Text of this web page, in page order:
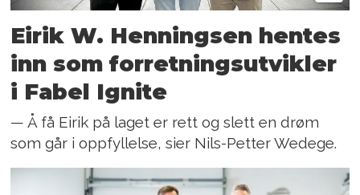
Eirik W. Henningsen hentes
inn som forretningsutvikler
i Fabel Ignite
— Å få Eirik på laget er rett og slett en drøm
som går i oppfyllelse, sier Nils-Petter Wedege.